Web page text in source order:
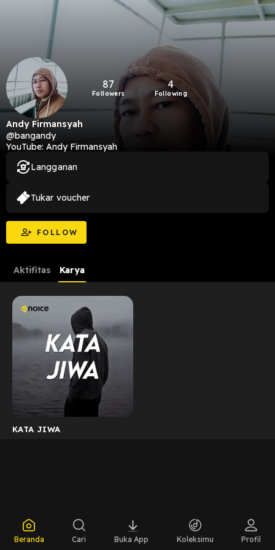
87
Followers
4
Following
Andy Firmansyah
@bangandy
YouTube: Andy Firmansyah
FOLLOW
Langganan
Tukar voucher
Aktifitas Karya
KATA JIWA
Beranda Cari Buka App Koleksimu Profil